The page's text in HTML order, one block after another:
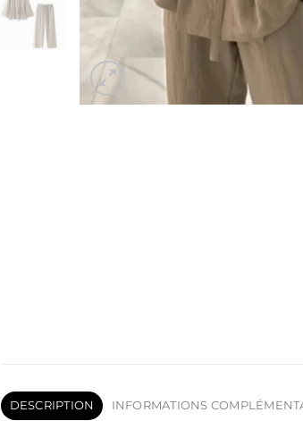
DESCRIPTION INFORMATIONS